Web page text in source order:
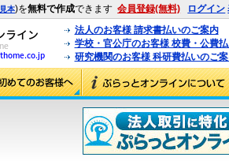
見本)を無料で作成できます 会員登録(無料) ログイン
法人のお客様 請求書払いのご案内
学校・官公庁のお客様 校費・公費
研究機関のお客様 科研費払いのご